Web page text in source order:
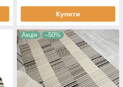
Купити
Акція –50%